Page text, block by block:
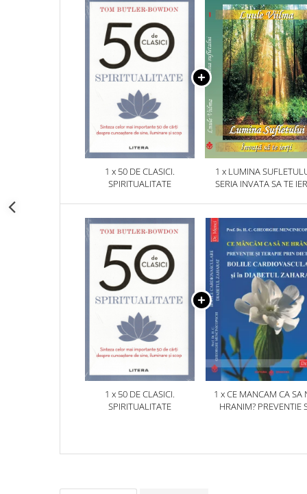
1 x 50 DE CLASICI.
SPIRITUALITATE
1 x LUMINA
SERIA INVATA SA TE
1 x 50 DE CLASICI.
SPIRITUALITATE
1 x CE MANCAM CA SA
HRANIM? PREVENTIE